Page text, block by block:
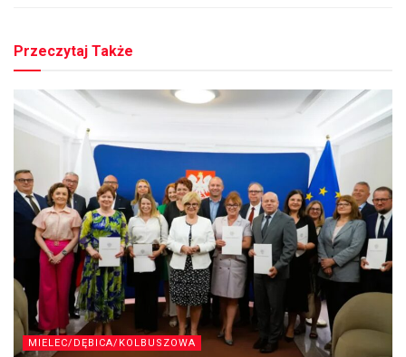
Przeczytaj Także
MIELEC/DĘBICA/KOLBUSZOWA